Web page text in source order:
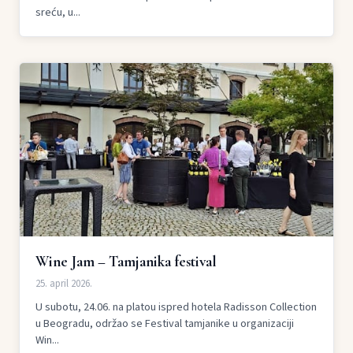
sreću, u...
Wine Jam – Tamjanika festival
25. april 2026.
U subotu, 24.06. na platou ispred hotela Radisson Collection
u Beogradu, održao se Festival tamjanike u organizaciji
Win...